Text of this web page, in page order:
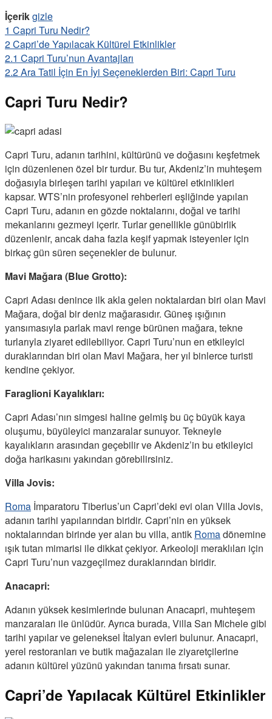
İçerikgizle
1 Capri Turu Nedir?
2Capri’de Yapılacak Kültürel Etkinlikler
2.1 Capri Turu’nun Avantajları
2.2Ara Tatil İçin En İyi Seçeneklerden Biri: Capri Turu
Capri Turu Nedir?
Capri Turu, adanın tarihini, kültürünü ve doğasını keşfetmek
için düzenlenen özel bir turdur. Bu tur, Akdeniz’in muhteşem
doğasıyla birleşen tarihi yapıları ve kültürel etkinlikleri
kapsar. WTS’nin profesyonel rehberleri eşliğinde yapılan
Capri Turu, adanın en gözde noktalarını, doğal ve tarihi
mekanlarını gezmeyi içerir. Turlar genellikle günübirlik
düzenlenir, ancak daha fazla keşif yapmak isteyenler için
birkaç gün süren seçenekler de bulunur.
Mavi Mağara (Blue Grotto):
Capri Adası denince ilk akla gelen noktalardan biri olan Mavi
Mağara, doğal bir deniz mağarasıdır. Güneş ışığının
yansımasıyla parlak mavi renge bürünen mağara, tekne
turlarıyla ziyaret edilebiliyor. Capri Turu’nun en etkileyici
duraklarından biri olan Mavi Mağara, her yıl binlerce turisti
kendine çekiyor.
Faraglioni Kayalıkları:
Capri Adası’nın simgesi haline gelmiş bu üç büyük kaya
oluşumu, büyüleyici manzaralar sunuyor. Tekneyle
kayalıkların arasından geçebilir ve Akdeniz’in bu etkileyici
doğa harikasını yakından görebilirsiniz.
Villa Jovis:
Roma İmparatoru Tiberius’un Capri’deki evi olan Villa Jovis,
adanın tarihi yapılarından biridir. Capri’nin en yüksek
noktalarından birinde yer alan bu villa, antik Romadönemine
ışık tutan mimarisi ile dikkat çekiyor. Arkeoloji meraklıları için
Capri Turu’nun vazgeçilmez duraklarından biridir.
Anacapri:
Adanın yüksek kesimlerinde bulunan Anacapri, muhteşem
manzaraları ile ünlüdür. Ayrıca burada, Villa San Michele gibi
tarihi yapılar ve geleneksel İtalyan evleri bulunur. Anacapri,
yerel restoranları ve butik mağazaları ile ziyaretçilerine
adanın kültürel yüzünü yakından tanıma fırsatı sunar.
Capri’de Yapılacak Kültürel Etkinlikler